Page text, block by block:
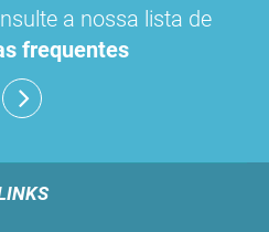
a nossa lista de
frequentes